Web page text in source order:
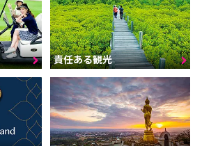
責任ある観光